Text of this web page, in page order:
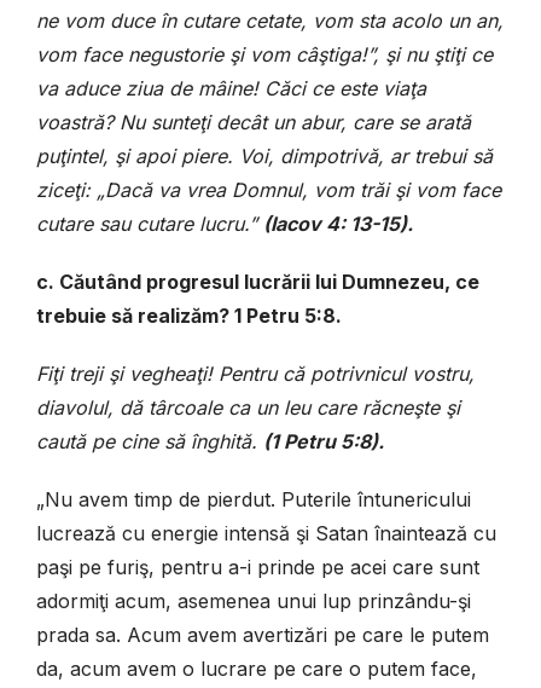
ne vom duce în cutare cetate, vom sta acolo un an,
vom face negustorie şi vom câştiga!”, şi nu ştiţi ce
va aduce ziua de mâine! Căci ce este viaţa
voastră? Nu sunteţi decât un abur, care se arată
puţintel, şi apoi piere. Voi, dimpotrivă, ar trebui să
ziceţi: „Dacă va vrea Domnul, vom trăi şi vom face
cutare sau cutare lucru.” (Iacov 4: 13-15).
c. Căutând progresul lucrării lui Dumnezeu, ce
trebuie să realizăm? 1 Petru 5:8.
Fiţi treji şi vegheaţi! Pentru că potrivnicul vostru,
diavolul, dă târcoale ca un leu care răcneşte şi
caută pe cine să înghită. (1 Petru 5:8).
„Nu avem timp de pierdut. Puterile întunericului
lucrează cu energie intensă şi Satan înaintează cu
paşi pe furiş, pentru a-i prinde pe acei care sunt
adormiţi acum, asemenea unui lup prinzându-şi
prada sa. Acum avem avertizări pe care le putem
da, acum avem o lucrare pe care o putem face,